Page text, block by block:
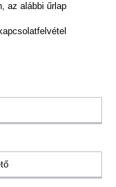
az alábbi űrlap